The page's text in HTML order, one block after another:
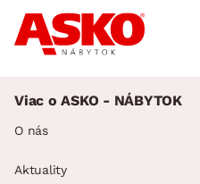
Viac o ASKO - NÁBYTOK
O nás
Aktuality